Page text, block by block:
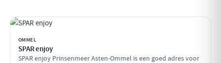
OMMEL
SPAR enjoy
SPAR enjoy Prinsenmeer Asten-Ommel is een goed adres voor